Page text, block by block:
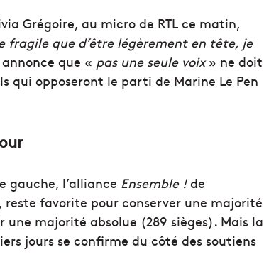
Grégoire, au micro de RTL ce matin,
fragile que d’être légèrement en tête, je
que « pas une seule voix» ne doit
qui opposeront le parti de Marine Le Pen
gauche, l’alliance Ensemble !de
reste favorite pour conserver une majorité
une majorité absolue (289 sièges). Mais la
jours se confirme du côté des soutiens